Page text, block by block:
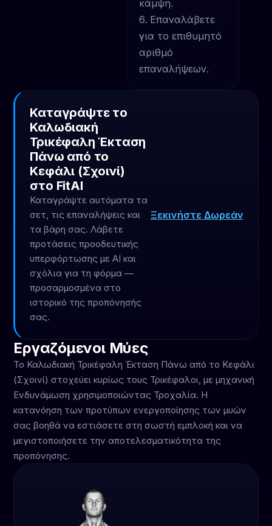
κάμψη.
Επαναλάβετε
για το επιθυμητό
αριθμό
επαναλήψεων.
Καταγράψτε το
Καλωδιακή
Τρικέφαλη Έκταση
Πάνω από το
Κεφάλι (Σχοινί)
στο FitAI
Καταγράψτε αυτόματα τα
σετ, τις επαναλήψεις και
τα βάρη σας. Λάβετε
προτάσεις προοδευτικής
υπερφόρτωσης με AI και
σχόλια για τη φόρμα —
προσαρμοσμένα στο
ιστορικό της προπόνησής
σας.
Ξεκινήστε Δωρεάν
Εργαζόμενοι Μύες
Το Καλωδιακή Τρικέφαλη Έκταση Πάνω από το Κεφάλι
(Σχοινί) στοχεύει κυρίως τους Τρικέφαλοι, με μηχανική
Ενδυνάμωση χρησιμοποιώντας Τροχαλία. Η
κατανόηση των προτύπων ενεργοποίησης των μυών
σας βοηθά να εστιάσετε στη σωστή εμπλοκή και να
μεγιστοποιήσετε την αποτελεσματικότητα της
προπόνησης.